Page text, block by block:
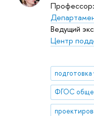
Профессор:
Ведущий
Центр